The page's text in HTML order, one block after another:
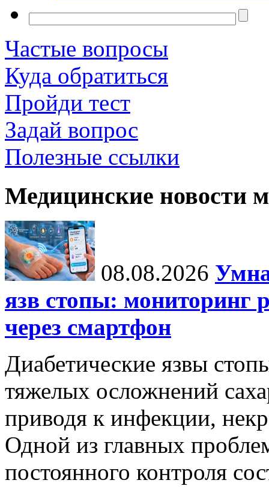
Частые вопросы
Куда обратиться
Пройди тест
Задай вопрос
Полезные ссылки
Медицинские новости
08.08.2026
язв стопы: мониторинг
через смартфон
Диабетические язвы
тяжелых осложнений
приводя к инфекции,
Одной из главных
постоянного контроля